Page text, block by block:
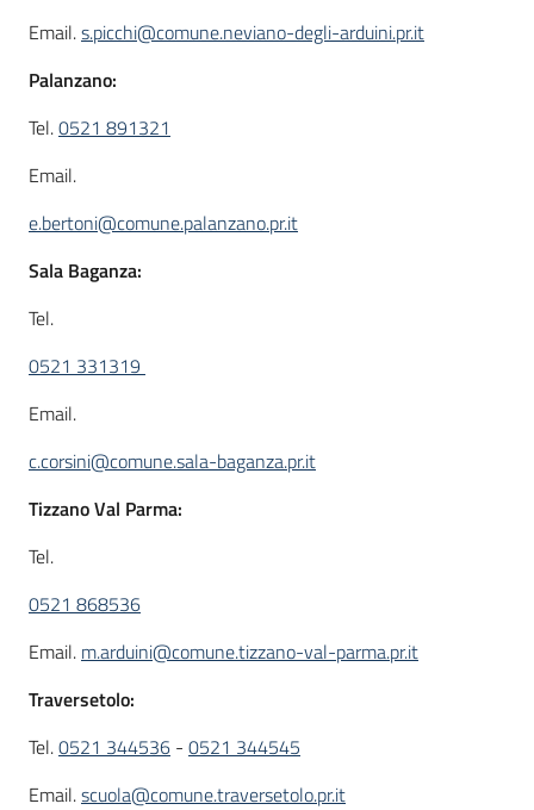
Email.s.picchi@comune.neviano-degli-arduini.pr.it
Palanzano:
Tel.0521 891321
Email.
e.bertoni@comune.palanzano.pr.it
Sala Baganza:
Tel.
0521 331319
Email.
c.corsini@comune.sala-baganza.pr.it
Tizzano Val Parma:
Tel.
0521 868536
Email. m.arduini@comune.tizzano-val-parma.pr.it
Traversetolo:
Tel.0521 344536 - 0521 344545
Email.scuola@comune.traversetolo.pr.it